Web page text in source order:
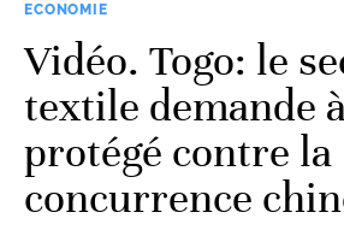
ECONOMIE
Vidéo. Togo: le
textile demande
protégé contre la
concurrence